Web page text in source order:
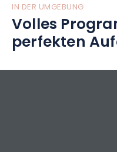
IN DER UMGEBUNG
Volles
perfekten